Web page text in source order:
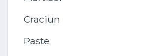
Craciun
Paste